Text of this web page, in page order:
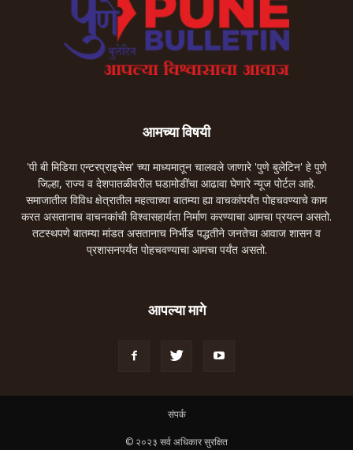
आमच्या विषयी
'पी बी मिडिया एन्टरप्राइसेस' च्या माध्यमातून चालवले जाणारे 'पुणे बुलेटिन' हे पुणे
जिल्हा, राज्य व देशपातळीवरील घडामोडींचा आढावा घेणारे न्यूज पोर्टल आहे.
समाजातील विविध क्षेत्रातील महत्वाच्या बातम्या ह्या वाचकांपर्यंत पोहचवण्याचे काम
करत असतानाच वाचनकांची विश्वासहार्यता निर्माण करण्याचा आमचा प्रयत्न असतो.
तटस्थपणे बातम्या मांडत असतानाच निर्भीड पद्धतीने जनतेचा आवाज शासन व
प्रशासनपर्यंत पोहचवण्याचा आमचा पर्यंत असतो.
आपल्या मागे
संपर्क
© २०२३ सर्व अधिकार सुरक्षित